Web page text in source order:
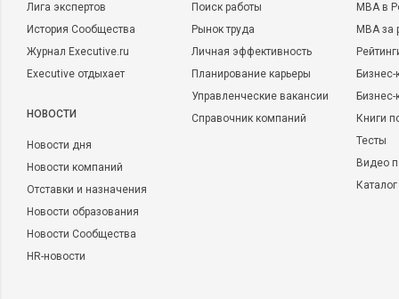
Лига экспертов
История Сообщества
Журнал Executive.ru
Executive отдыхает
НОВОСТИ
Новости дня
Новости компаний
Отставки и назначения
Новости образования
Новости Сообщества
HR-новости
Поиск работы
Рынок труда
Личная эффективность
Планирование карьеры
Управленческие вакансии
Справочник компаний
MBA в
MBA
Бизнес-
Книги
Тесты
Видео